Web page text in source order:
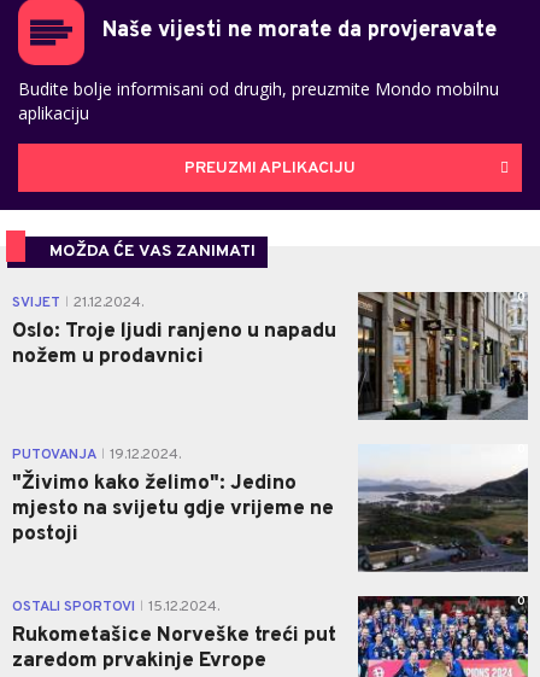
Naše vijesti ne morate da provjeravate
Budite bolje informisani od drugih, preuzmite Mondo mobilnu
aplikaciju
PREUZMI APLIKACIJU
MOŽDA ĆE VAS ZANIMATI
SVIJET 21.12.2024.
Oslo: Troje ljudi ranjeno u napadu
nožem u prodavnici
0
PUTOVANJA 19.12.2024.
"Živimo kako želimo": Jedino
mjesto na svijetu gdje vrijeme ne
postoji
OSTALI SPORTOVI 15.12.2024.
Rukometašice Norveške treći put
zaredom prvakinje Evrope
0